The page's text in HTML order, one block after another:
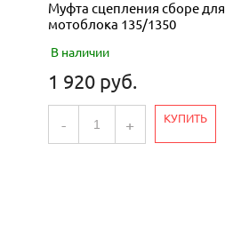
Муфта сцепления сборе для
мотоблока 135/1350
В наличии
1 920 руб.
- + КУПИТЬ